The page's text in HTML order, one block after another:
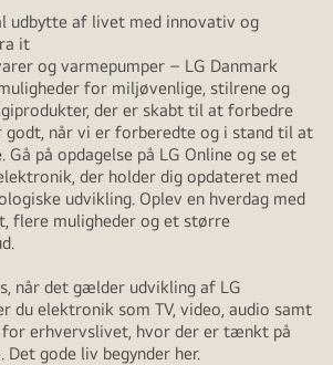
udbytte af livet med innovativ og
it
og varmepumper – LG Danmark
for miljøvenlige, stilrene og
der er skabt til at forbedre
godt, når vi er forberedte og i stand til at
på opdagelse på LG Online og se et
der holder dig opdateret med
udvikling. Oplev en hverdag med
flere muligheder og et større
når det gælder udvikling af LG
du elektronik som TV, video, audio samt
erhvervslivet, hvor der er tænkt på
Det gode liv begynder her.